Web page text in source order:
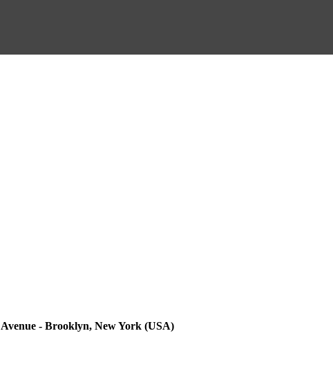
- Brooklyn, New York (USA)